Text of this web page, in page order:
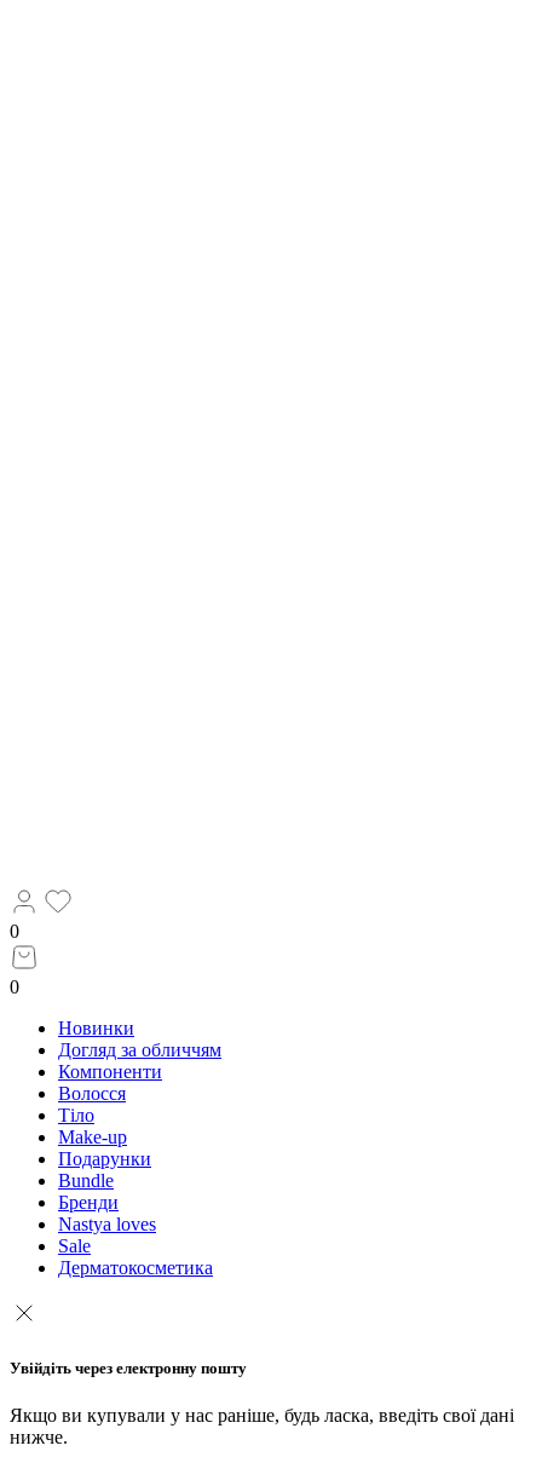
0
0
Новинки
Догляд за обличчям
Компоненти
Волосся
Тіло
Make-up
Подарунки
Bundle
Бренди
Nastya loves
Sale
Дерматокосметика
Увійдіть через електронну пошту
Якщо ви купували у нас раніше, будь ласка, введіть свої дані
нижче.